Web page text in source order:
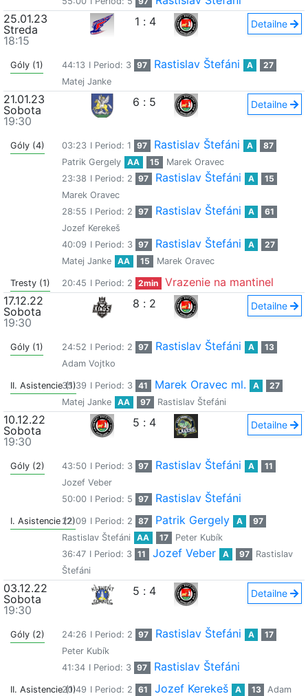
25.01.23
Streda
18:15
1 : 4 Detailne
Góly (1) 44:13 I Period: 3 97 Rastislav Štefáni A
27
Matej Janke
21.01.23
Sobota
19:30
6 : 5 Detailne
Góly (4) 03:23 I Period: 1 97 Rastislav Štefáni A
87
Patrik Gergely
AA 15
Marek Oravec
23:38 I Period: 2 97 Rastislav Štefáni A
15
Marek Oravec
28:55 I Period: 2 97 Rastislav Štefáni A
61
Jozef Kerekeš
40:09 I Period: 3 97 Rastislav Štefáni A
27
Matej Janke
AA 15 Marek Oravec
Tresty (1) 20:45 I Period: 2 2min
Vrazenie na mantinel
17.12.22
Sobota
19:30
8 : 2 Detailne
Góly (1) 24:52 I Period: 2 97 Rastislav Štefáni A
13
Adam Vojtko
II. Asistencie (1)
35:39 I Period: 3 41 Marek Oravec ml. A
27
Matej Janke
AA 97 Rastislav Štefáni
10.12.22
Sobota
19:30
5 : 4 Detailne
Góly (2) 43:50 I Period: 3 97 Rastislav Štefáni A
11
Jozef Veber
50:00 I Period: 5 97 Rastislav Štefáni
I. Asistencie (2)22:09 I Period: 2 87 Patrik Gergely A
97
Rastislav Štefáni
AA 17
Peter Kubík
36:47 I Period: 3 11 Jozef Veber A 97
Rastislav
Štefáni
03.12.22
Sobota
19:30
5 : 4 Detailne
Góly (2) 24:26 I Period: 2 97 Rastislav Štefáni A
17
Peter Kubík
41:34 I Period: 3 97 Rastislav Štefáni
II. Asistencie (1)
20:49 I Period: 2 61 Jozef Kerekeš A 13 Adam